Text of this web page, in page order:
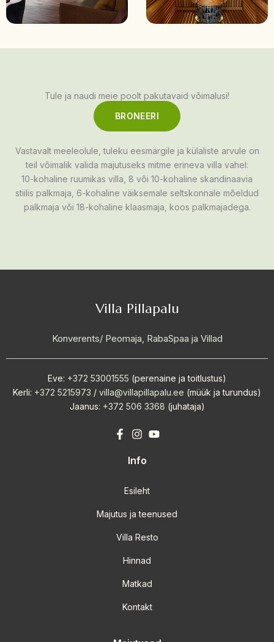
Tule ja naudi meie poolt pakutavaid võimalusi!
BRONEERI
Vastavalt meeleolule, tuleku eesmärgile ja külaliste arvule on
teil võimalik valida majutuseks mitme erineva villa vahel:
10-kohaline ruumikas villa, 8 või 10-kohaline skandinaavia
stiilis palkmaja, 6-kohaline väiksemale seltskonnale mõeldud
palkmaja või 18-kohaline klaasmaja, koos palkmajadega.
Villa Pillapalu
Konverents/ Peomaja, RabaSpaa ja Villad
Eve: +372 53001555 (perenaine ja toitlustus)
Kerli: +372 5215973 / villa@villapillapalu.ee (müük ja turundus)
Jaanus: +372 506 3368 (juhataja)
Info
Esileht
Majutus ja teenused
Villa Resto
Hinnad
Matkad
Kontakt